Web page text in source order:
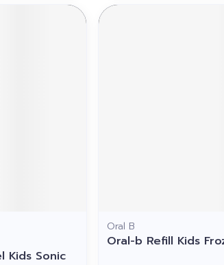
Kids Sonic
Oral B
Oral-b Refill Kids